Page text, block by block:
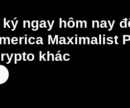
ngay hôm nay
Maximalist
khác